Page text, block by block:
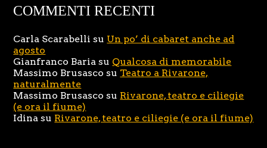
COMMENTI RECENTI
Carla Scarabelli su Un po’ di cabaret anche ad
agosto
Gianfranco Baria su Qualcosa di memorabile
Massimo Brusasco su Teatro a Rivarone,
naturalmente
Massimo Brusasco su Rivarone, teatro e ciliegie
(e ora il fiume)
Idina su Rivarone, teatro e ciliegie (e ora il fiume)